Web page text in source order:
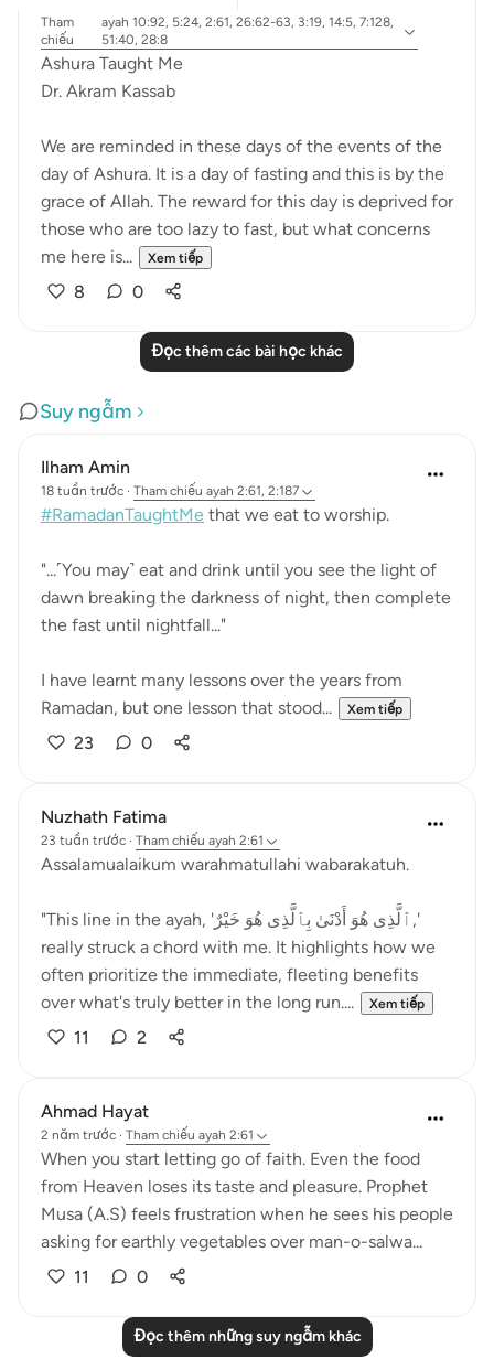
Tham
chiếu
ayah 10:92, 5:24, 2:61, 26:62-63, 3:19, 14:5, 7:128,
51:40, 28:8
Ashura Taught Me
Dr. Akram Kassab
We are reminded in these days of the events of the
day of Ashura. It is a day of fasting and this is by the
grace of Allah. The reward for this day is deprived for
those who are too lazy to fast, but what concerns
me here is...
Xem tiếp
8 0
Đọc thêm các bài học khác
Suy ngẫm
Ilham Amin
18 tuần trước · Tham chiếu ayah 2:61, 2:187
#RamadanTaughtMe that we eat to worship.
"...˹You may˺ eat and drink until you see the light of
dawn breaking the darkness of night, then complete
the fast until nightfall..."
I have learnt many lessons over the years from
Ramadan, but one lesson that stood...
Xem tiếp
23 0
Nuzhath Fatima
23 tuần trước · Tham chiếu ayah 2:61
Assalamualaikum warahmatullahi wabarakatuh.
"This line in the ayah, 'ٱلَّذِى هُوَ أَدْنَىٰ بِٱلَّذِى هُوَ خَيْرٌ,'
really struck a chord with me. It highlights how we
often prioritize the immediate, fleeting benefits
over what's truly better in the long run....
Xem tiếp
11 2
Ahmad Hayat
2 năm trước · Tham chiếu ayah 2:61
When you start letting go of faith. Even the food
from Heaven loses its taste and pleasure. Prophet
Musa (A.S) feels frustration when he sees his people
asking for earthly vegetables over man-o-salwa...
11
0
Đọc thêm những suy ngẫm khác